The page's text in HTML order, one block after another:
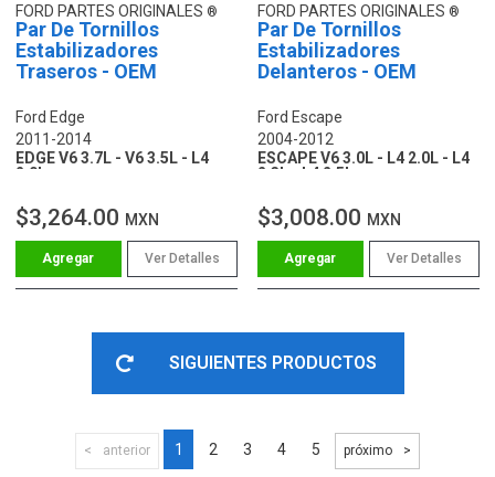
FORD PARTES ORIGINALES
Par De Tornillos
Estabilizadores
Traseros - OEM
Ford Edge
2011-2014
EDGE V6 3.7L - V6 3.5L - L4
2.0L
$3,264.00 MXN
Ver Detalles
FORD PARTES ORIGINALES
Par De Tornillos
Estabilizadores
Delanteros - OEM
Ford Escape
2004-2012
ESCAPE V6 3.0L - L4 2.0L - L4
2.3L - L4 2.5L
$3,008.00 MXN
Ver Detalles
SIGUIENTES PRODUCTOS
anterior 1 2 3 4 5 próximo